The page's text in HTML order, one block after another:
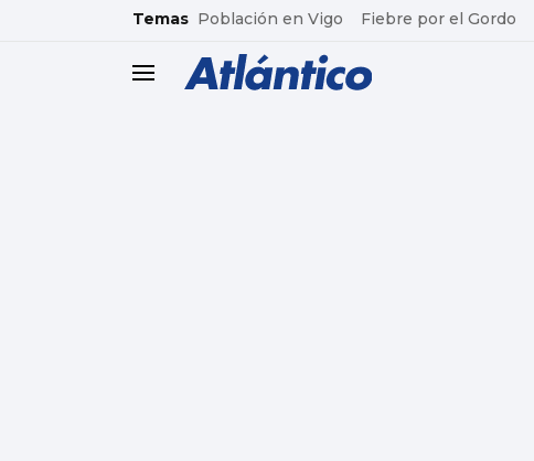
common.go-to-content
Temas Población en Vigo Fiebre por el Gordo
header.menu.open